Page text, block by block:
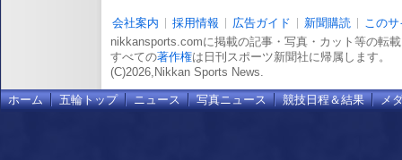
会社案内 採用情報 広告ガイド 新聞購読
この
nikkansports.comに掲載の記事・写真・カット等の転
すべての著作権は日刊スポーツ新聞社に帰属します。
(C)2026,Nikkan Sports News.
ホーム 五輪トップ ニュース 写真ニュース 競技日程＆結果 メ